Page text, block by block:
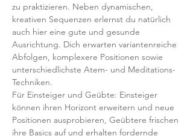
zu praktizieren. Neben dynamischen,
kreativen Sequenzen erlernst du natürlich
auch hier eine gute und gesunde
Ausrichtung. Dich erwarten variantenreiche
Abfolgen, komplexere Positionen sowie
unterschiedlichste Atem- und Meditations-
Techniken.
Für Einsteiger und Geübte: Einsteiger
können ihren Horizont erweitern und neue
Positionen ausprobieren, Geübtere frischen
ihre Basics auf und erhalten fordernde